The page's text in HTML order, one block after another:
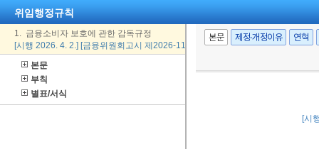
위임행정규칙
1. 금융소비자 보호에 관한 감독규정
[시행 2026. 4. 2.] [금융위원회고시 제2026-11호, 2026. 4. 2., 일부개정]
본문
부칙
별표/서식
본문 제정·개정이유 연혁
[시